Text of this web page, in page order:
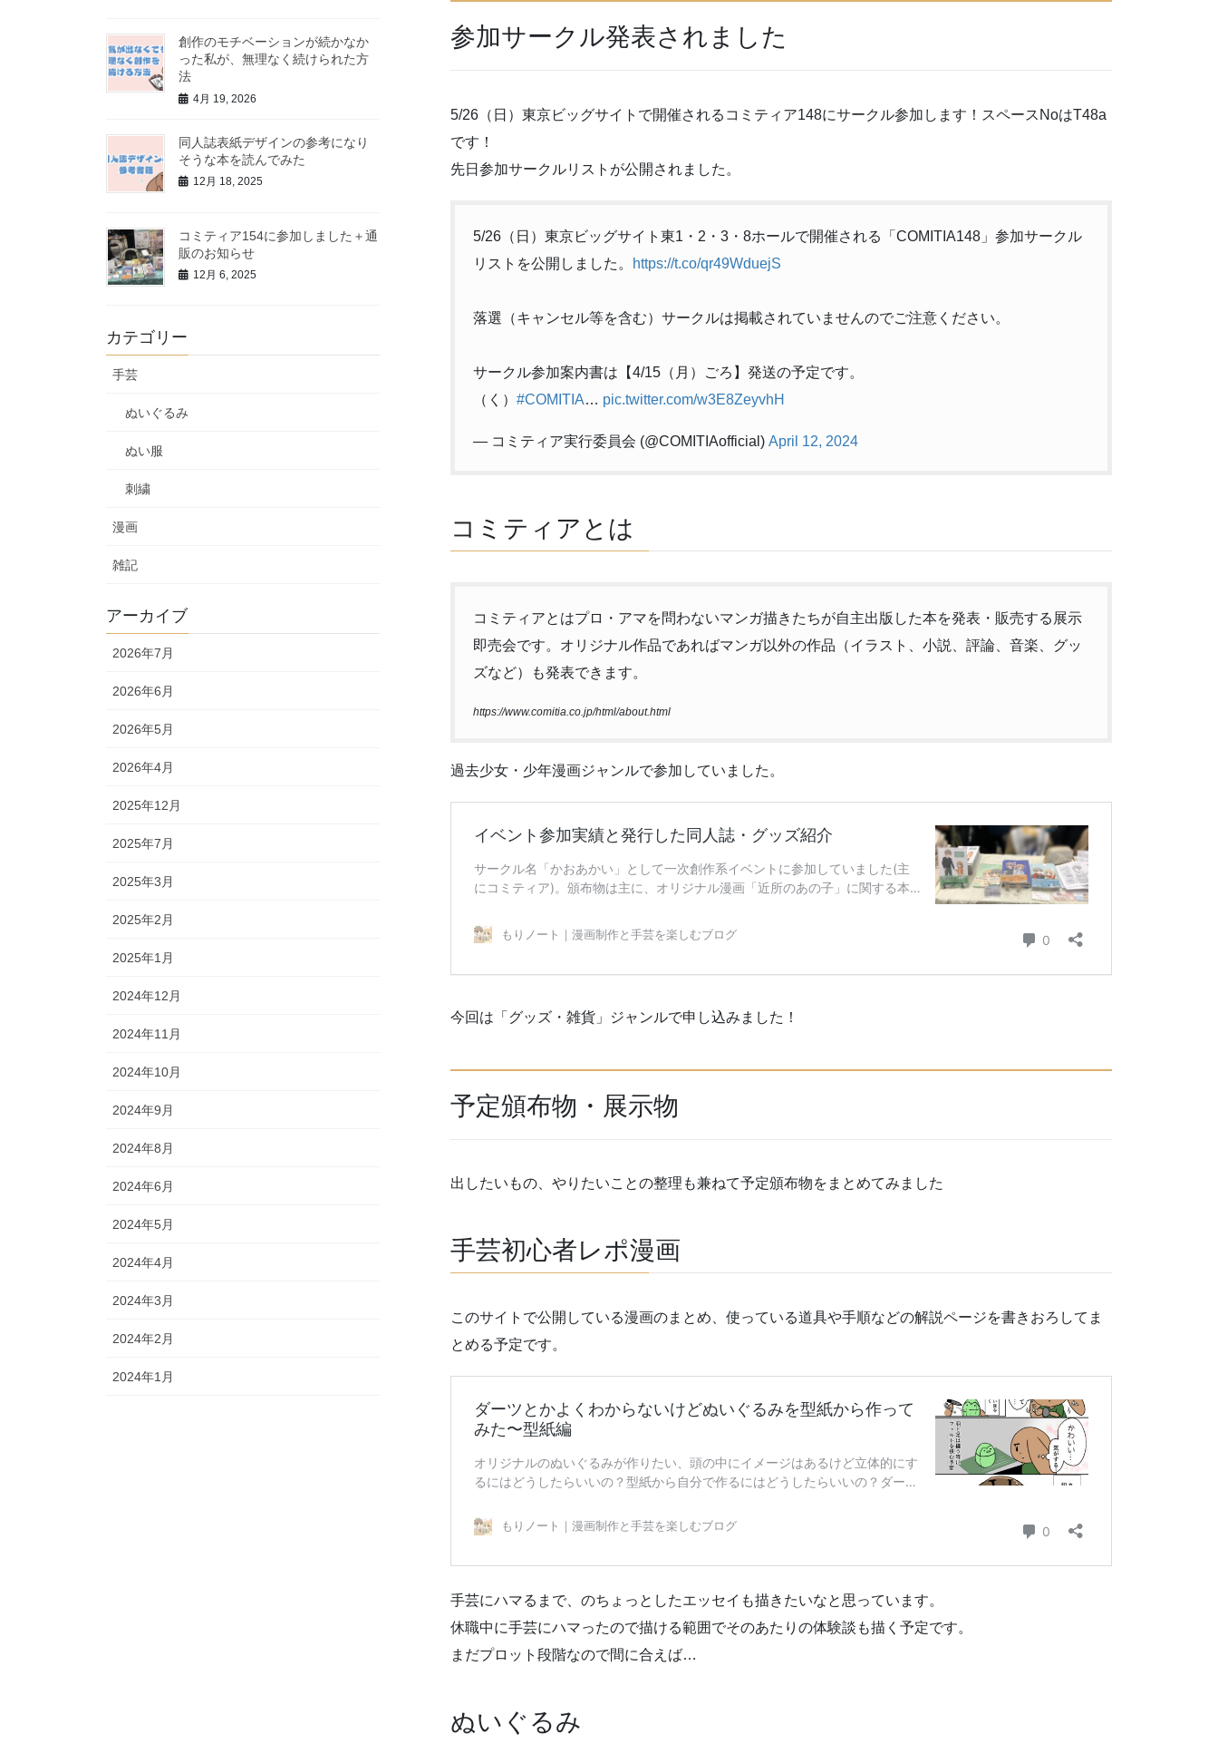
参加サークル発表されました
5/26（日）東京ビッグサイトで開催されるコミティア148にサークル参加します！スペースNoはT48a
です！
先日参加サークルリストが公開されました。
5/26（日）東京ビッグサイト東1・2・3・8ホールで開催される「COMITIA148」参加サークル
リストを公開しました。
https://t.co/qr49WduejS
落選（キャンセル等を含む）サークルは掲載されていませんのでご注意ください。
サークル参加案内書は【4/15（月）ごろ】発送の予定です。
（く） #COMITIA… pic.twitter.com/w3E8ZeyvhH
— コミティア実行委員会 (@COMITIAofficial) April 12, 2024
コミティアとは
コミティアとはプロ・アマを問わないマンガ描きたちが自主出版した本を発表・販売する展示
即売会です。オリジナル作品であればマンガ以外の作品（イラスト、小説、評論、音楽、グッ
ズなど）も発表できます。
https://www.comitia.co.jp/html/about.html
過去少女・少年漫画ジャンルで参加していました。
今回は「グッズ・雑貨」ジャンルで申し込みました！
予定頒布物・展示物
出したいもの、やりたいことの整理も兼ねて予定頒布物をまとめてみました
手芸初心者レポ漫画
このサイトで公開している漫画のまとめ、使っている道具や手順などの解説ページを書きおろしてま
とめる予定です。
手芸にハマるまで、のちょっとしたエッセイも描きたいなと思っています。
休職中に手芸にハマったので描ける範囲でそのあたりの体験談も描く予定です。
まだプロット段階なので間に合えば…
ぬいぐるみ
創作のモチベーションが続かなか
った私が、無理なく続けられた方
法
4月 19, 2026
同人誌表紙デザインの参考になり
そうな本を読んでみた
12月 18, 2025
コミティア154に参加しました＋通
販のお知らせ
12月 6, 2025
カテゴリー
手芸
ぬいぐるみ
ぬい服
刺繍
漫画
雑記
アーカイブ
2026年7月
2026年6月
2026年5月
2026年4月
2025年12月
2025年7月
2025年3月
2025年2月
2025年1月
2024年12月
2024年11月
2024年10月
2024年9月
2024年8月
2024年6月
2024年5月
2024年4月
2024年3月
2024年2月
2024年1月